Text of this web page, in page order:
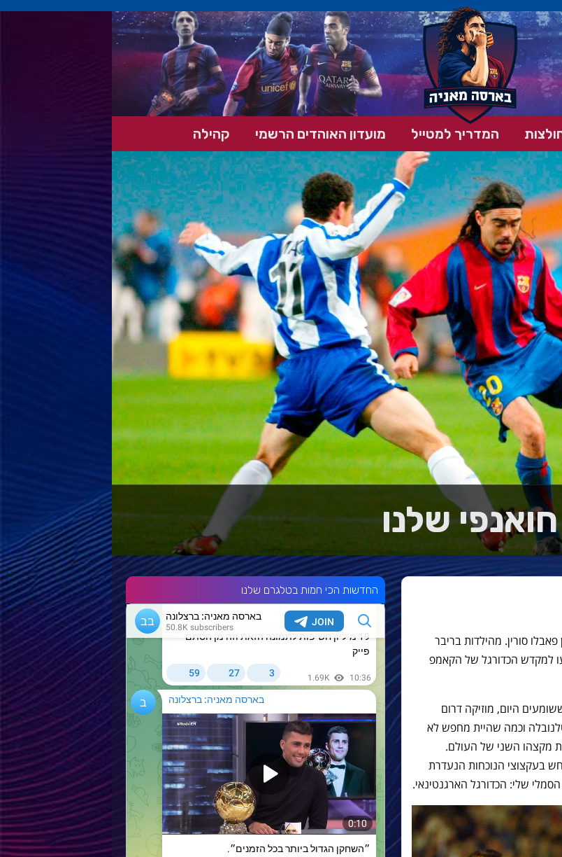
המדריך למטייל מועדון האוהדים הרשמי קהילה
חואנפי שלנו
סורין. מהילדות בריבר
למקדש הכדורגל של הקאמפ
היום, מוזיקה דרום
וכמה שהיית מחפש לא
מקצהו השני של העולם.
בעקצוצי הנוכחות הנעדרת
שלי: הכדורגל הארגנטינאי.
החדשות הכי חמות בטלגרם שלנו